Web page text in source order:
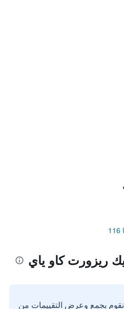
ريزورت كاو ياي
نقوم بجمع وعرض التقييمات من